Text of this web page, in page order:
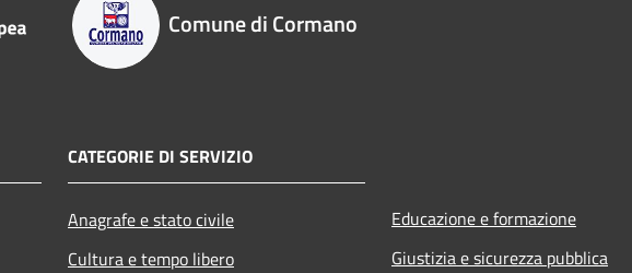
Comune di Cormano
CATEGORIE DI SERVIZIO
Anagrafe e stato civile
Cultura e tempo libero
Educazione e formazione
Giustizia e sicurezza pubblica